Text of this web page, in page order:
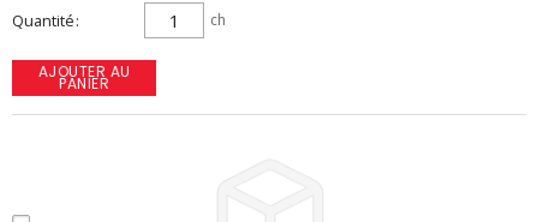
Quantité ch
AJOUTER AU
PANIER